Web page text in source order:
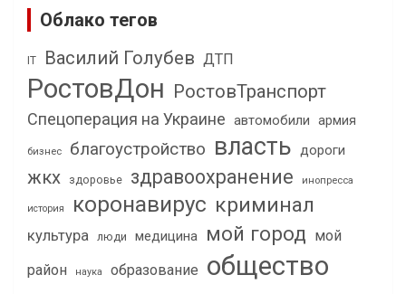
Облако тегов
IT Василий Голубев ДТП
РостовДон РостовТранспорт
Спецоперация на Украине автомобили армия
бизнес благоустройство власть дороги
жкх здоровье здравоохранение инопресса
история коронавирус криминал
культура люди медицина мой город мой
район
наука образование общество